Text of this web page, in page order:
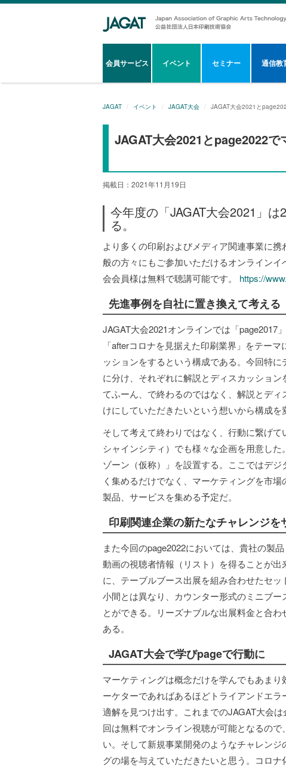
会員サービス イベント セミナー 通信教
JAGAT イベント JAGAT大会 JAGAT大会2021と
JAGAT大会2021とpage2022
掲載日：2021年11月19日
今年度の「JAGAT大会2021」
る。
より多くの印刷およびメディア関連事業に
般の方々にもご参加いただけるオンライン
会会員様は無料で聴講可能です。 https://
先進事例を自社に置き換えて考える
JAGAT大会2021オンラインでは「page2017
「afterコロナを見据えた印刷業界」をテー
ッションをするという構成である。今回特
に分け、それぞれに解説とディスカッショ
てふーん、で終わるのではなく、解説とデ
けにしていただきたいという想いから構成を
そして考えて終わりではなく、行動に繋げ
シャインシティ）でも様々な企画を用意し
ゾーン（仮称）」を設置する。ここではデ
く集めるだけでなく、マーケティングを市
製品、サービスを集める予定だ。
印刷関連企業の新たなチャレンジを
また今回のpage2022においては、貴社の製
動画の視聴者情報（リスト）を得ることが
に、テーブルブース出展を組み合わせたセ
小間とは異なり、カウンター形式のミニブ
とができる。リーズナブルな出展料金と合
ある。
JAGAT大会で学びpageで行動に
マーケティングは概念だけを学んでもあま
ーケターであればあるほどトライアンドエ
適解を見つけ出す。これまでのJAGAT大会
回は無料でオンライン視聴が可能となるの
い。そして新規事業開発のようなチャレン
グの場を与えていただきたいと思う。コロ